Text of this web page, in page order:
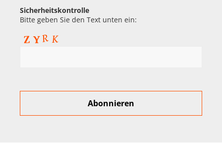
Sicherheitskontrolle
Bitte geben Sie den Text unten ein: